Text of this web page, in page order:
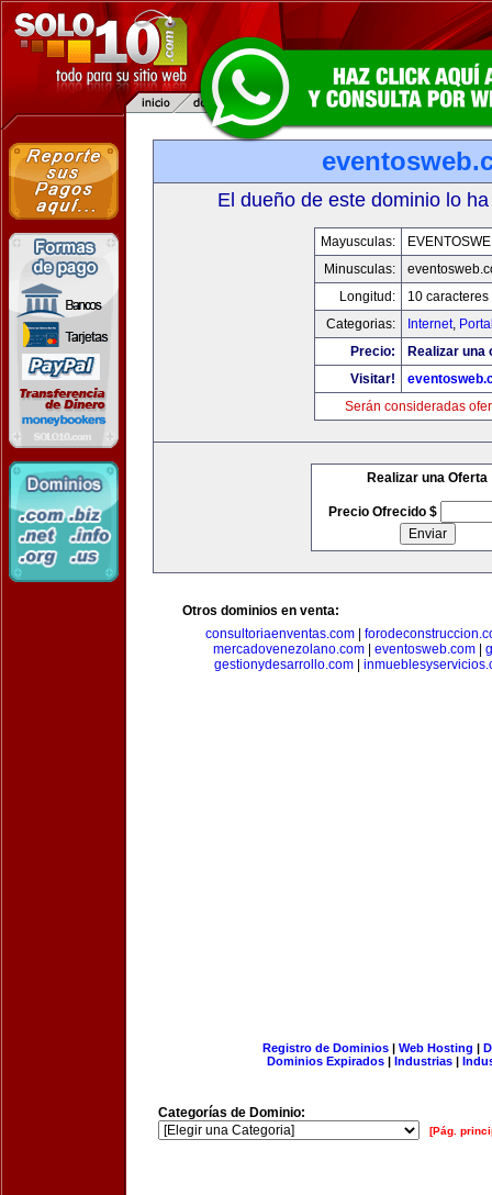
El dueño de este dominio lo
Mayusculas:
Minusculas:
Longitud:
10 caracteres
Categorias:
Internet,
Precio:
Realizar una
Visitar!
Serán consideradas
Realizar una Oferta
Precio Ofrecido $
Otros dominios en venta:
consultoriaenventas.com
mercadovenezolano.com
eventosweb.com
gestionydesarrollo.com
Registro de Dominios| Web Hosting |
Dominios Expirados | Industrias |
Categorías de Dominio:
[Pág.